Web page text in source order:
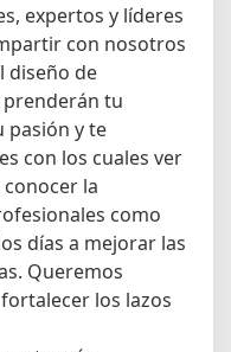
expertos y líderes
con nosotros
diseño de
prenderán tu
pasión y te
con los cuales ver
la
como
días a mejorar las
Queremos
los lazos